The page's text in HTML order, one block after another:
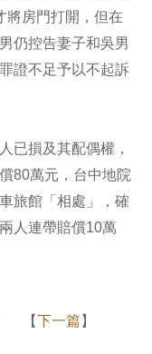
將房門打開，但在
仍控告妻子和吳男
證不足予以不起訴
已損及其配偶權，
80萬元，台中地院
旅館「相處」，確
人連帶賠償10萬
【下一篇 】